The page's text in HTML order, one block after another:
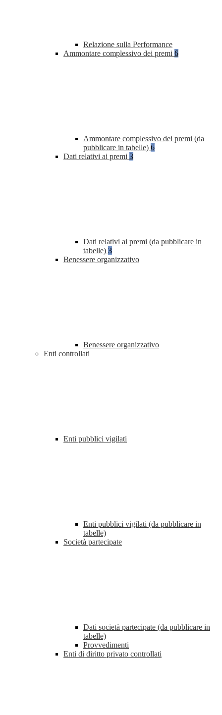
Relazione sulla Performance
Ammontare complessivo dei premi 6
Ammontare complessivo dei premi (da
pubblicare in tabelle) 6
Dati relativi ai premi 3
Dati relativi ai premi (da pubblicare in
tabelle) 3
Benessere organizzativo
Benessere organizzativo
Enti controllati
Enti pubblici vigilati
Enti pubblici vigilati (da pubblicare in
tabelle)
Società partecipate
Dati società partecipate (da pubblicare in
tabelle)
Provvedimenti
Enti di diritto privato controllati